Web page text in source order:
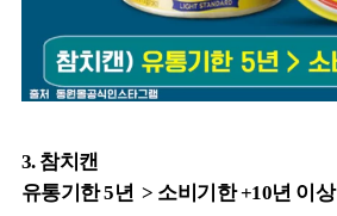
3. 참치캔
유통기한 5년 > 소비기한 +10년 이상